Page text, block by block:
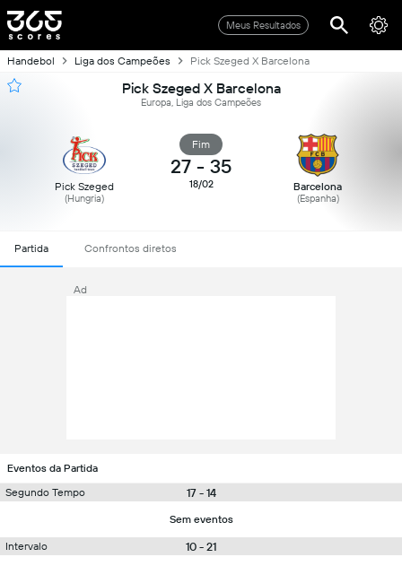
Meus Resultados
Handebol Liga dos Campeões Pick Szeged X Barcelona
Pick Szeged X Barcelona
Europa, Liga dos Campeões
Pick Szeged
(Hungria)
Fim
27 - 35
18/02 Barcelona
(Espanha)
Partida Confrontos diretos
Ad
Eventos da Partida
Segundo Tempo
17 - 14
Sem eventos
Intervalo 10 - 21